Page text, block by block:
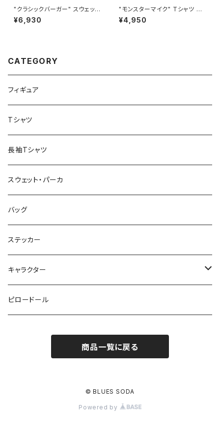
"クラシックバーガー" スウェット
#BS335050ASH
¥6,930
"モンスターマイク" Tシャツ #B
S101051WHT
¥4,950
CATEGORY
フィギュア
Tシャツ
長袖Tシャツ
スウェット・パーカ
バッグ
ステッカー
キャラクター
鉄仮面マン
スカルマスクマン
ピロードール
商品一覧に戻る
© BLUES SODA
Powered by